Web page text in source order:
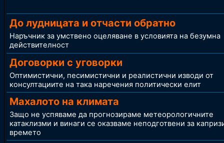
До лудницата и отчасти обратно
Наръчник за умствено оцеляване в условията на безумна
действителност
Договорки с уговорки
Оптимистични, песимистични и реалистични изводи от
консултациите на така наречения политически елит
Махалото на климата
Защо не успяваме да прогнозираме метеорологичните
катаклизми и винаги се оказваме неподготвени за
времето